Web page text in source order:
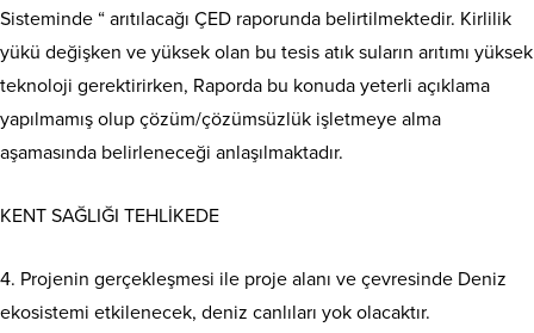
Sisteminde “ arıtılacağı ÇED raporunda belirtilmektedir. Kirlilik
yükü değişken ve yüksek olan bu tesis atık suların arıtımı yüksek
teknoloji gerektirirken, Raporda bu konuda yeterli açıklama
yapılmamış olup çözüm/çözümsüzlük işletmeye alma
aşamasında belirleneceği anlaşılmaktadır.
KENT SAĞLIĞI TEHLİKEDE
4. Projenin gerçekleşmesi ile proje alanı ve çevresinde Deniz
ekosistemi etkilenecek, deniz canlıları yok olacaktır.